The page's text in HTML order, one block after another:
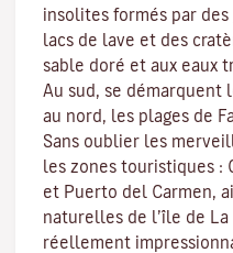
insolites formés par
lacs de lave et des
sable doré et aux eaux
Au sud, se démarquent
au nord, les plages de
Sans oublier les
les zones touristiques :
et Puerto del Carmen,
naturelles de l’île de
réellement